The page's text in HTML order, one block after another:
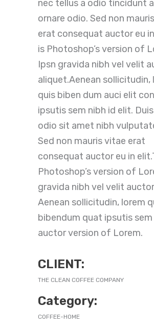
nec tellus a odio tincidunt
ornare odio. Sed non
erat consequat auctor eu
is Photoshop’s version of
Ipsn gravida nibh vel velit
aliquet.Aenean sollicitudin,
quis biben dum auci elit
ipsutis sem nibh id elit.
odio sit amet nibh
Sed non mauris vitae erat
consequat auctor eu in
Photoshop’s version of
gravida nibh vel velit
Aenean sollicitudin, lorem
bibendum quat ipsutis
auctor version of Lorem.
CLIENT:
THE CLEAN COFFEE COMPANY
Category:
COFFEE-HOME